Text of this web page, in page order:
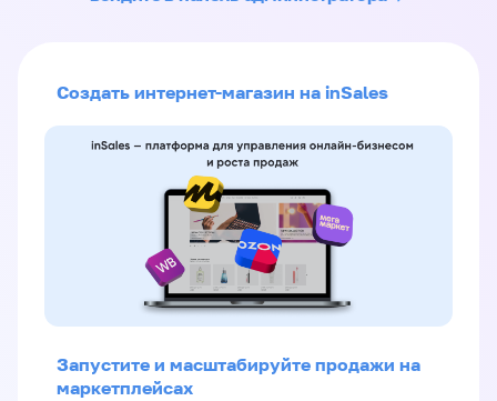
Создать интернет-магазин на inSales
Запустите и масштабируйте продажи на
маркетплейсах